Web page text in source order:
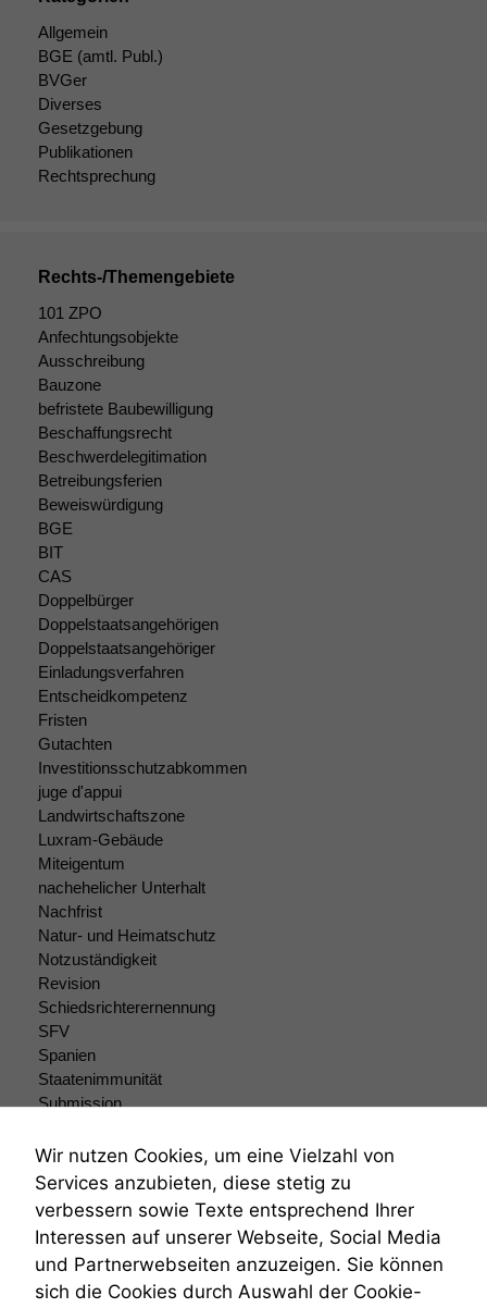
Allgemein
BGE (amtl. Publ.)
BVGer
Diverses
Gesetzgebung
Publikationen
Rechtsprechung
Rechts-/Themengebiete
101 ZPO
Anfechtungsobjekte
Ausschreibung
Bauzone
befristete Baubewilligung
Beschaffungsrecht
Beschwerdelegitimation
Betreibungsferien
Beweiswürdigung
BGE
BIT
CAS
Doppelbürger
Doppelstaatsangehörigen
Doppelstaatsangehöriger
Einladungsverfahren
Entscheidkompetenz
Fristen
Gutachten
Investitionsschutzabkommen
juge d'appui
Landwirtschaftszone
Luxram-Gebäude
Miteigentum
nachehelicher Unterhalt
Nachfrist
Natur- und Heimatschutz
Notzuständigkeit
Revision
Schiedsrichterernennung
SFV
Spanien
Staatenimmunität
Submission
Teilungsklage
Venezuela
VRK
Wiederherstellungsanordnung
Zivilprozessordnung
ZPO
Zustellfiktion
Wir nutzen Cookies, um eine Vielzahl von
Services anzubieten, diese stetig zu
verbessern sowie Texte entsprechend Ihrer
Interessen auf unserer Webseite, Social Media
und Partnerwebseiten anzuzeigen. Sie können
sich die Cookies durch Auswahl der Cookie-
damit die
Website
korrekt
angezeigt
werden kann.